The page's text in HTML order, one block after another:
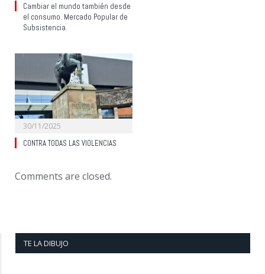
Cambiar el mundo también desde
el consumo. Mercado Popular de
Subsistencia.
30/11/2025
CONTRA TODAS LAS VIOLENCIAS
Comments are closed.
TE LA DIBUJO